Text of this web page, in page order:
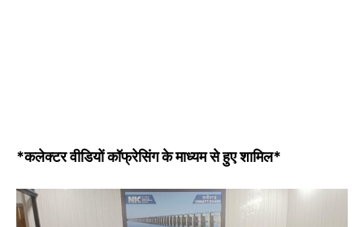
*कलेक्टर वीडियों कॉफ्रेसिंग के माध्यम से हुए शामिल*